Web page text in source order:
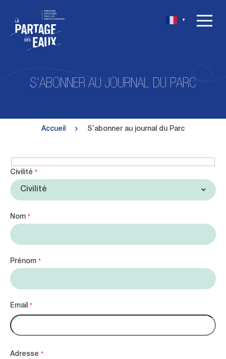
▼
S’ABONNER AU JOURNAL DU PARC
Accueil S’abonner au journal du Parc
Civilité *
Nom *
Prénom *
Email *
Adresse *